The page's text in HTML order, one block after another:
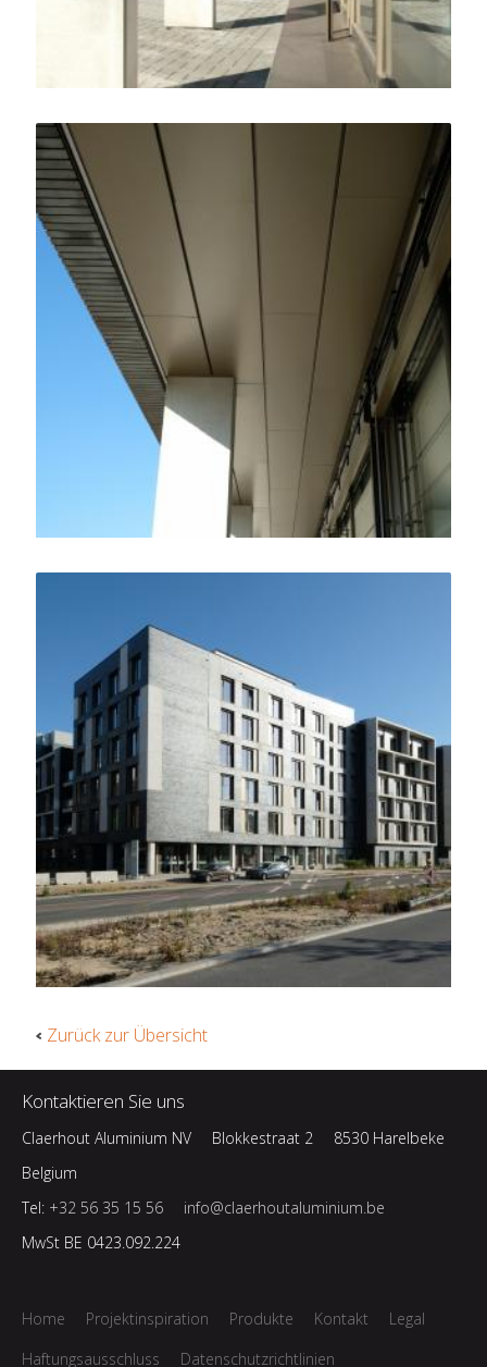
Zurück zur Übersicht
Kontaktieren Sie uns
Claerhout Aluminium NV Blokkestraat 2
8530 Harelbeke
Belgium
Tel: +32 56 35 15 56
info@claerhoutaluminium.be
MwSt BE 0423.092.224
Home Projektinspiration Produkte Kontakt
Legal
Haftungsausschluss
Datenschutzrichtlinien